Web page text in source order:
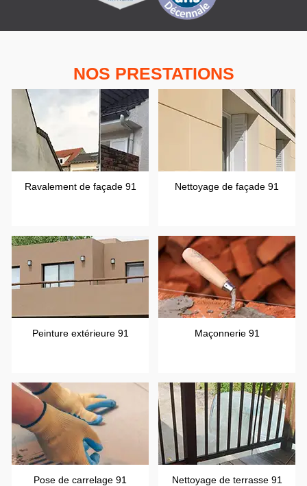
NOS PRESTATIONS
Ravalement de façade 91 Nettoyage de façade 91
Peinture extérieure 91 Maçonnerie 91
Pose de carrelage 91 Nettoyage de terrasse 91